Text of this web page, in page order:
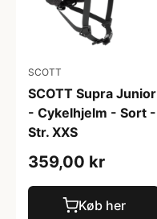
SCOTT
SCOTT Supra Junior
- Cykelhjelm - Sort -
Str. XXS
359,00 kr
Køb her